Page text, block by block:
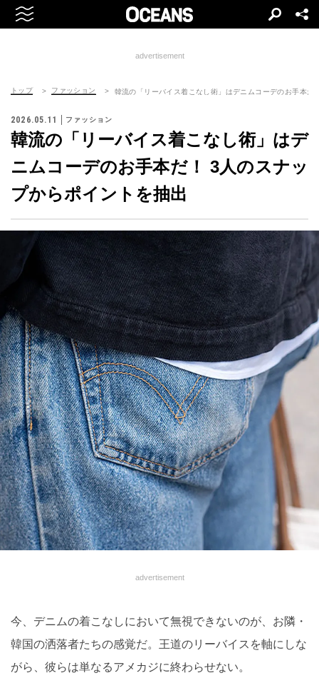
advertisement
トップ ファッション 韓流の「リーバイス着こなし術」はデニムコーデのお手本だ
2026.05.11 ファッション
韓流の「リーバイス着こなし術」はデ
ニムコーデのお手本だ！ 3人のスナッ
プからポイントを抽出
advertisement
今、デニムの着こなしにおいて無視できないのが、お隣・
韓国の洒落者たちの感覚だ。王道のリーバイスを軸にしな
がら、彼らは単なるアメカジに終わらせない。